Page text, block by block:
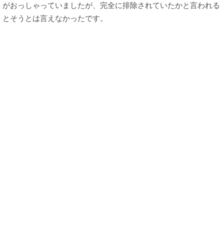
がおっしゃっていましたが、完全に排除されていたかと言われる
とそうとは言えなかったです。